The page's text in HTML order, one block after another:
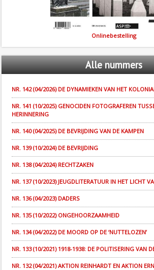
Onlinebestelling
Allenummers
NR. 142 (04/2026) DE DYNAMIEKEN VAN HET
NR. 141 (10/2025) GENOCIDEN FOTOGRAFEREN
HERINNERING
NR. 140 (04/2025) DE BEVRIJDING VAN DE KAMPEN
NR. 139 (10/2024) DE BEVRIJDING
NR. 138 (04/2024) RECHTZAKEN
NR. 137 (10/2023) JEUGDLITERATUUR IN HET LICHT
NR. 136 (04/2023) DADERS
NR. 135 (10/2022) ONGEHOORZAAMHEID
NR. 134 (04/2022) DE MOORD OP DE ‘NUTTELOZEN’
NR. 133 (10/2021) 1918-1938: DE POLITISERING VAN
NR. 132 (04/2021) AKTION REINHARDT EN AKTION